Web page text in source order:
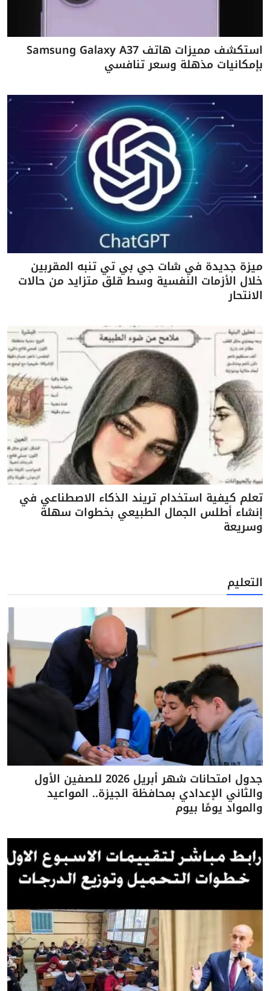
استكشف مميزات هاتف Samsung Galaxy A37
بإمكانيات مذهلة وسعر تنافسي
ميزة جديدة في شات جي بي تي تنبه المقربين
خلال الأزمات النفسية وسط قلق متزايد من حالات
الانتحار
تعلم كيفية استخدام تريند الذكاء الاصطناعي في
إنشاء أطلس الجمال الطبيعي بخطوات سهلة
وسريعة
التعليم
جدول امتحانات شهر أبريل 2026 للصفين الأول
والثاني الإعدادي بمحافظة الجيزة.. المواعيد
والمواد يومًا بيوم